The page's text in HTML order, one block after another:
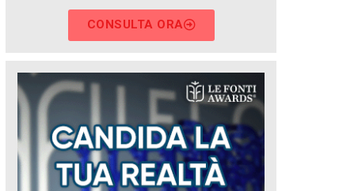
CONSULTA ORA